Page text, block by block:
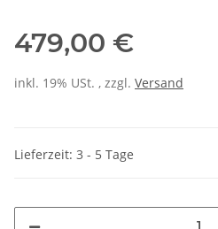
479,00 €
inkl. 19% USt. , zzgl. Versand
Lieferzeit: 3 - 5 Tage